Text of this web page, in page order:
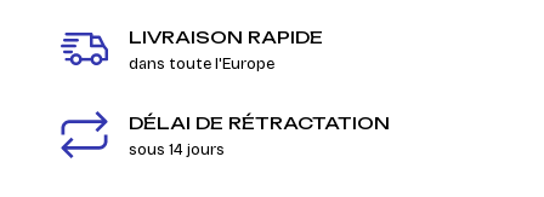
LIVRAISON RAPIDE
dans toute l'Europe
DÉLAI DE RÉTRACTATION
sous 14 jours